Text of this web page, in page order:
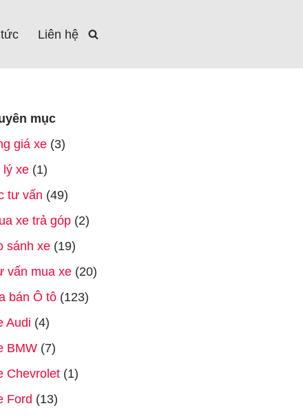
Liên hệ
mục
giá xe (3)
xe (1)
tư vấn (49)
xe trả góp (2)
sánh xe (19)
vấn mua xe (20)
bán Ô tô (123)
Audi (4)
BMW (7)
Chevrolet (1)
Ford (13)